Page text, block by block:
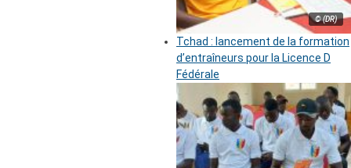
© (DR)
Tchad : lancement de la formation
d’entraîneurs pour la Licence D
Fédérale